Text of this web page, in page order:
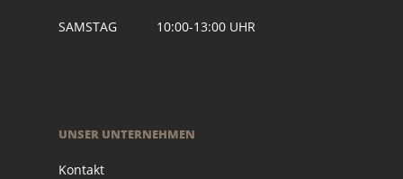
SAMSTAG 10:00-13:00 UHR
UNSER UNTERNEHMEN
Kontakt